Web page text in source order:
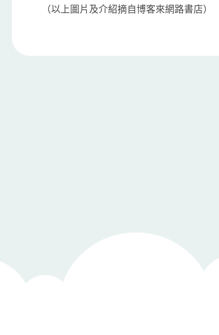
（以上圖片及介紹摘自博客來網路書店）